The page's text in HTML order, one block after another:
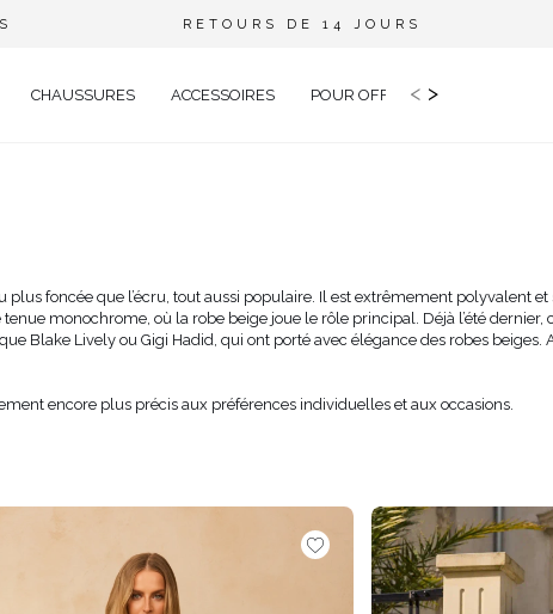
RETOURS DE 14 JOURS
MIDI
MAXI
CHAUSSURES ACCESSOIRES POUR OFFRIR< >
foncée que l’écru, tout aussi populaire. Il est extrêmement polyvalent et
monochrome, où la robe beige joue le rôle principal. Déjà l’été
Blake Lively ou Gigi Hadid, qui ont porté avec élégance des robes beiges.
encore plus précis aux préférences individuelles et aux occasions.